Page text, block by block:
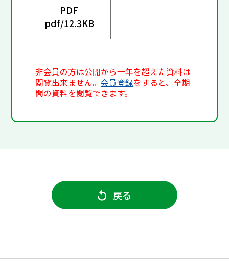
PDF
pdf/12.3KB
非会員の方は公開から一年を超えた資料は
閲覧出来ません。会員登録をすると、全期
間の資料を閲覧できます。
戻る